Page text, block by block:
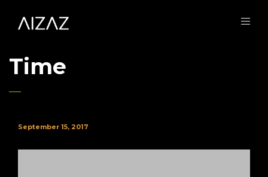
Time
September 15, 2017